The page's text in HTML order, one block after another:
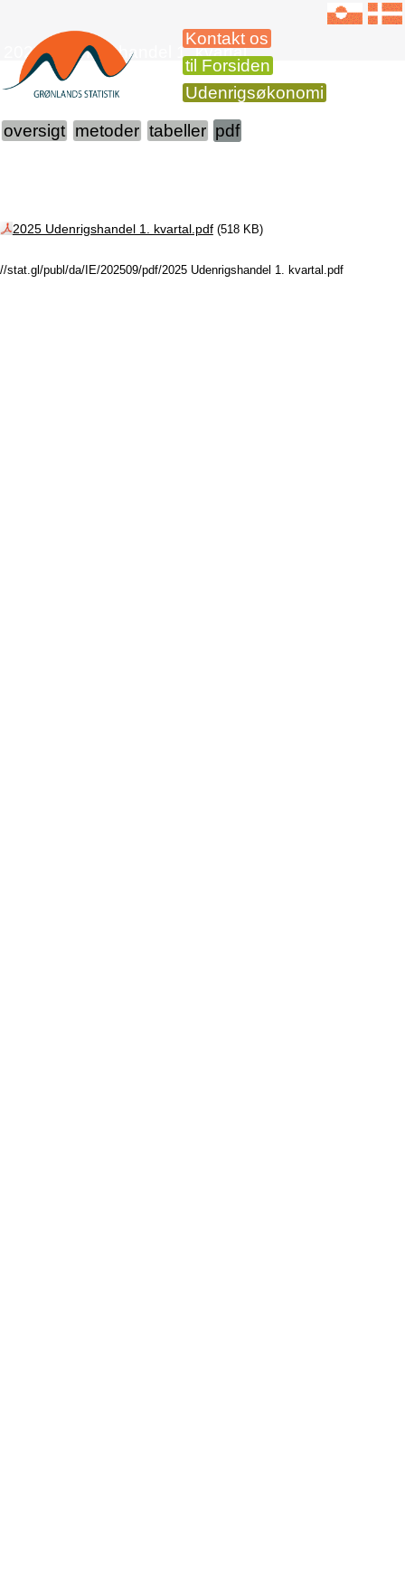
Kontakt os
til Forsiden
Udenrigsøkonomi
2025 Udenrigshandel 1. kvartal
oversigt metoder tabeller pdf
2025 Udenrigshandel 1. kvartal.pdf(518 KB)
//stat.gl/publ/da/IE/202509/pdf/2025 Udenrigshandel 1. kvartal.pdf